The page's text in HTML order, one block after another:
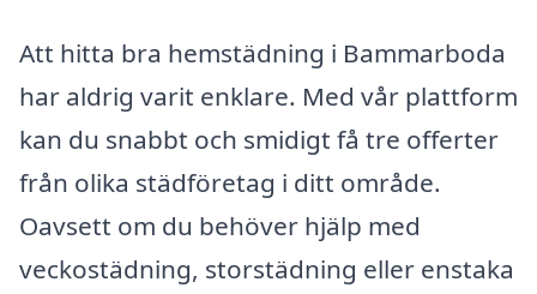
Att hitta bra hemstädning i Bammarboda
har aldrig varit enklare. Med vår plattform
kan du snabbt och smidigt få tre offerter
från olika städföretag i ditt område.
Oavsett om du behöver hjälp med
veckostädning, storstädning eller enstaka